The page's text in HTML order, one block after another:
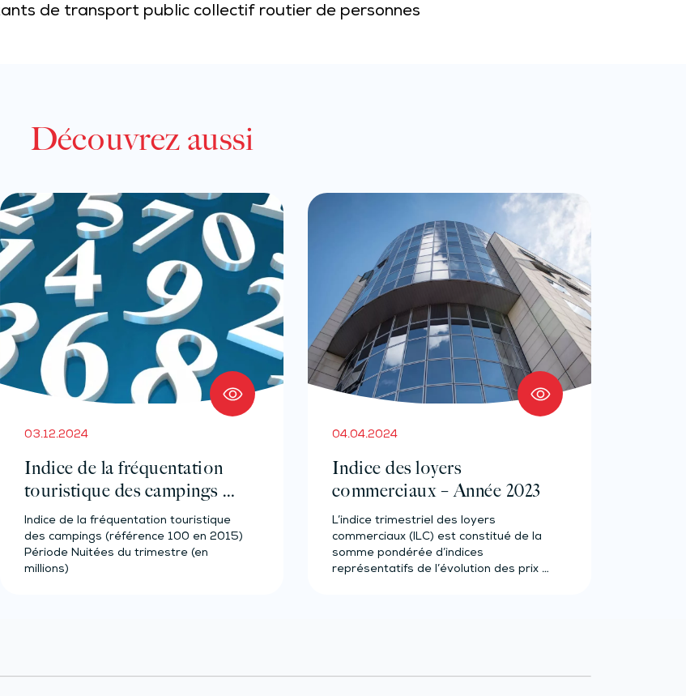
de transport public collectif routier de personnes
Découvrez aussi
03.12.2024
Indice de la fréquentation
touristique des campings –
Année 2023
Indice de la fréquentation touristique
des campings (référence 100 en 2015)
Période Nuitées du trimestre (en
millions)
04.04.2024
Indice des loyers
commerciaux – Année 2023
L’indice trimestriel des loyers
commerciaux (ILC) est constitué de la
somme pondérée d’indices
représentatifs de l’évolution des prix à